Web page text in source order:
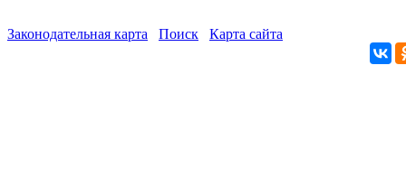
Законодательная карта Поиск Карта сайта